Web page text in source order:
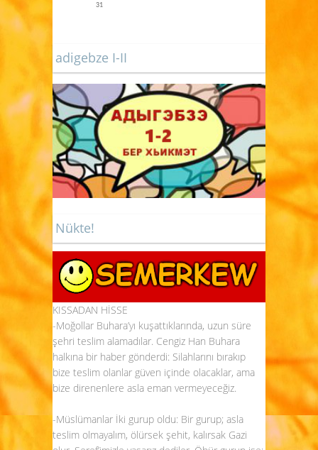
31
adigebze I-II
Nükte!
KISSADAN HİSSE
-Moğollar Buhara’yı kuşattıklarında, uzun süre
şehri teslim alamadılar. Cengiz Han Buhara
halkına bir haber gönderdi: Silahlarını bırakıp
bize teslim olanlar güven içinde olacaklar, ama
bize direnenlere asla eman vermeyeceğiz.
-Müslümanlar İki gurup oldu: Bir gurup; asla
teslim olmayalım, ölürsek şehit, kalırsak Gazi